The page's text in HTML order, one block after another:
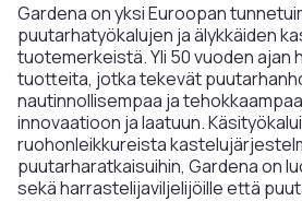
Gardena on yksi Euroopan
puutarhatyökalujen ja älykkäiden
tuotemerkeistä. Yli 50 vuoden ajan
tuotteita, jotka tekevät
nautinnollisempaa ja
innovaatioon ja laatuun.
ruohonleikkureista
puutarharatkaisuihin, Gardena on
sekä harrastelijaviljelijöille että